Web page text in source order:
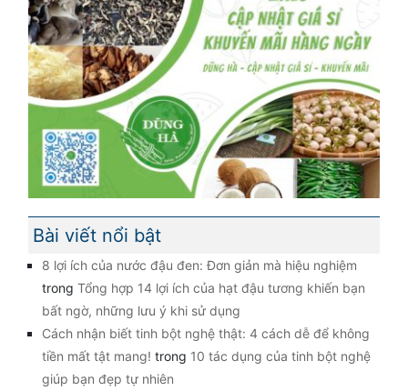
Bài viết nổi bật
8 lợi ích của nước đậu đen: Đơn giản mà hiệu nghiệm
trong Tổng hợp 14 lợi ích của hạt đậu tương khiến bạn
bất ngờ, những lưu ý khi sử dụng
Cách nhận biết tinh bột nghệ thật: 4 cách dễ để không
tiền mất tật mang! trong 10 tác dụng của tinh bột nghệ
giúp bạn đẹp tự nhiên